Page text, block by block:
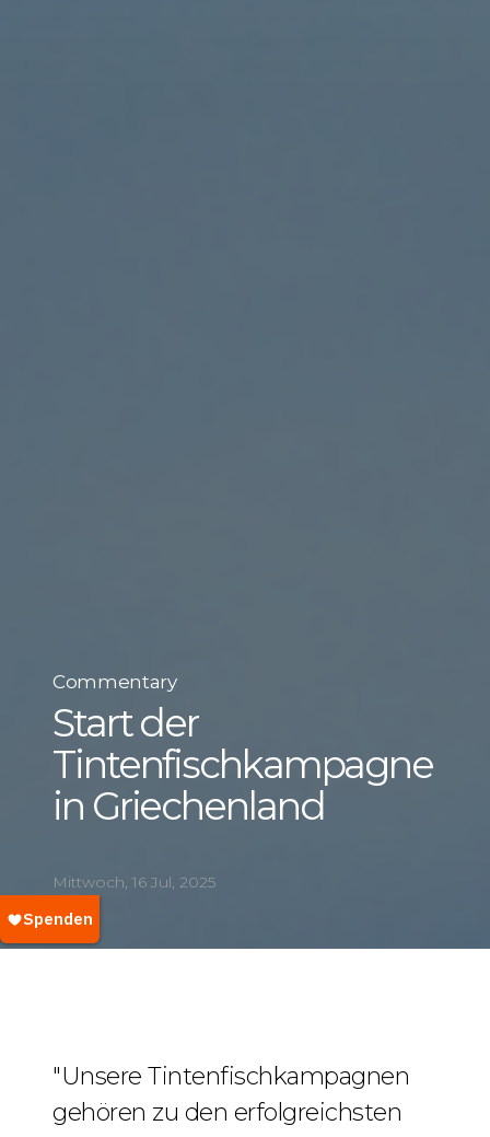
Commentary
Start der
Tintenfischkampagne
in Griechenland
Mittwoch, 16 Jul, 2025
"Unsere Tintenfischkampagnen
gehören zu den erfolgreichsten